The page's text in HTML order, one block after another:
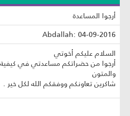
أرجوا المساعدة
Abdallah: 04-09-2016
السلام عليكم أخوتي
أرجوا من حضراتكم مساعدتي في
والمتون
شاكرين تعاونكم ووفقكم الله لكل خير .